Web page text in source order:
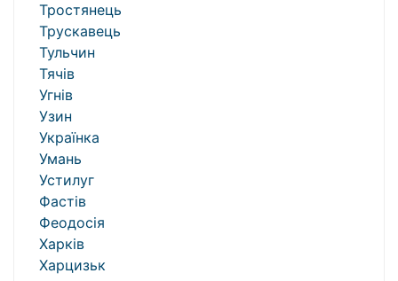
Тростянець
Трускавець
Тульчин
Тячів
Угнів
Узин
Українка
Умань
Устилуг
Фастів
Феодосія
Харків
Харцизьк